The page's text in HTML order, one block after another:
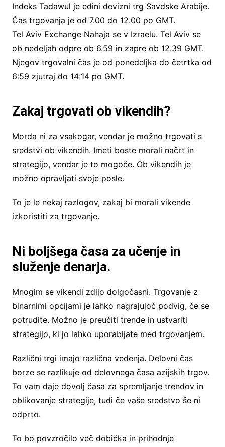
Indeks Tadawul je edini devizni trg Savdske Arabije.
Čas trgovanja je od 7.00 do 12.00 po GMT.
Tel Aviv Exchange Nahaja se v Izraelu. Tel Aviv se
ob nedeljah odpre ob 6.59 in zapre ob 12.39 GMT.
Njegov trgovalni čas je od ponedeljka do četrtka od
6:59 zjutraj do 14:14 po GMT.
Zakaj trgovati ob vikendih?
Morda ni za vsakogar, vendar je možno trgovati s
sredstvi ob vikendih. Imeti boste morali načrt in
strategijo, vendar je to mogoče. Ob vikendih je
možno opravljati svoje posle.
To je le nekaj razlogov, zakaj bi morali vikende
izkoristiti za trgovanje.
Ni boljšega časa za učenje in
služenje denarja.
Mnogim se vikendi zdijo dolgočasni. Trgovanje z
binarnimi opcijami je lahko nagrajujoč podvig, če se
potrudite. Možno je preučiti trende in ustvariti
strategijo, ki jo lahko uporabljate med trgovanjem.
Različni trgi imajo različna vedenja. Delovni čas
borze se razlikuje od delovnega časa azijskih trgov.
To vam daje dovolj časa za spremljanje trendov in
oblikovanje strategije, tudi če vaše sredstvo še ni
odprto.
To bo povzročilo več dobička in prihodnje